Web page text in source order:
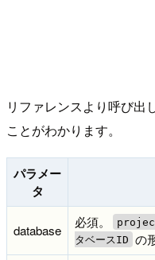
リファレンスより呼び出
ことがわかります。
パラメー
タ
database
必須。
タベースID の